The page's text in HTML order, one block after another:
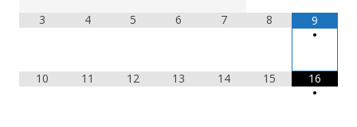
3 4 5 6 7 8
9
•
10 11 12 13 14 15
16
•